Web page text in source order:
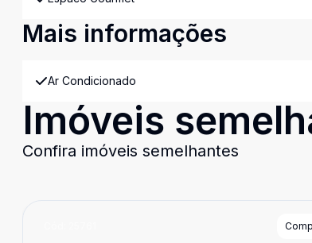
Mais informações
Ar Condicionado
Imóveis
Confira imóveis semelhantes